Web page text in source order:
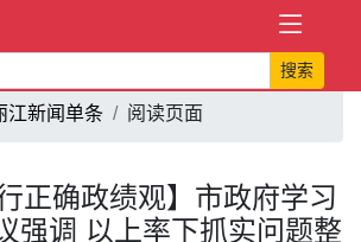
搜索
江新闻单条 阅读页面
正确政绩观】市政府学习
强调 以上率下抓实问题整